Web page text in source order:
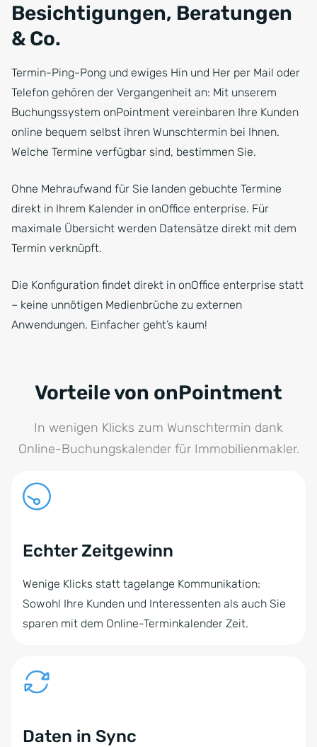
Besichtigungen, Beratungen
& Co.
Termin-Ping-Pong und ewiges Hin und Her per Mail oder
Telefon gehören der Vergangenheit an: Mit unserem
Buchungssystem onPointment vereinbaren Ihre Kunden
online bequem selbst ihren Wunschtermin bei Ihnen.
Welche Termine verfügbar sind, bestimmen Sie.
Ohne Mehraufwand für Sie landen gebuchte Termine
direkt in Ihrem Kalender in onOffice enterprise. Für
maximale Übersicht werden Datensätze direkt mit dem
Termin verknüpft.
Die Konfiguration findet direkt in onOffice enterprise statt
– keine unnötigen Medienbrüche zu externen
Anwendungen. Einfacher geht’s kaum!
Vorteile von onPointment
In wenigen Klicks zum Wunschtermin dank
Online-Buchungskalender für Immobilienmakler.
Echter Zeitgewinn
Wenige Klicks statt tagelange Kommunikation:
Sowohl Ihre Kunden und Interessenten als auch Sie
sparen mit dem Online-Terminkalender Zeit.
Daten in Sync